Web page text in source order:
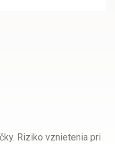
Riziko vznietenia pri